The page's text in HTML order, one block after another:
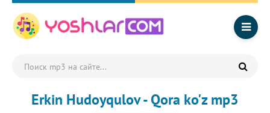
Erkin Hudoyqulov - Qora ko'z mp3